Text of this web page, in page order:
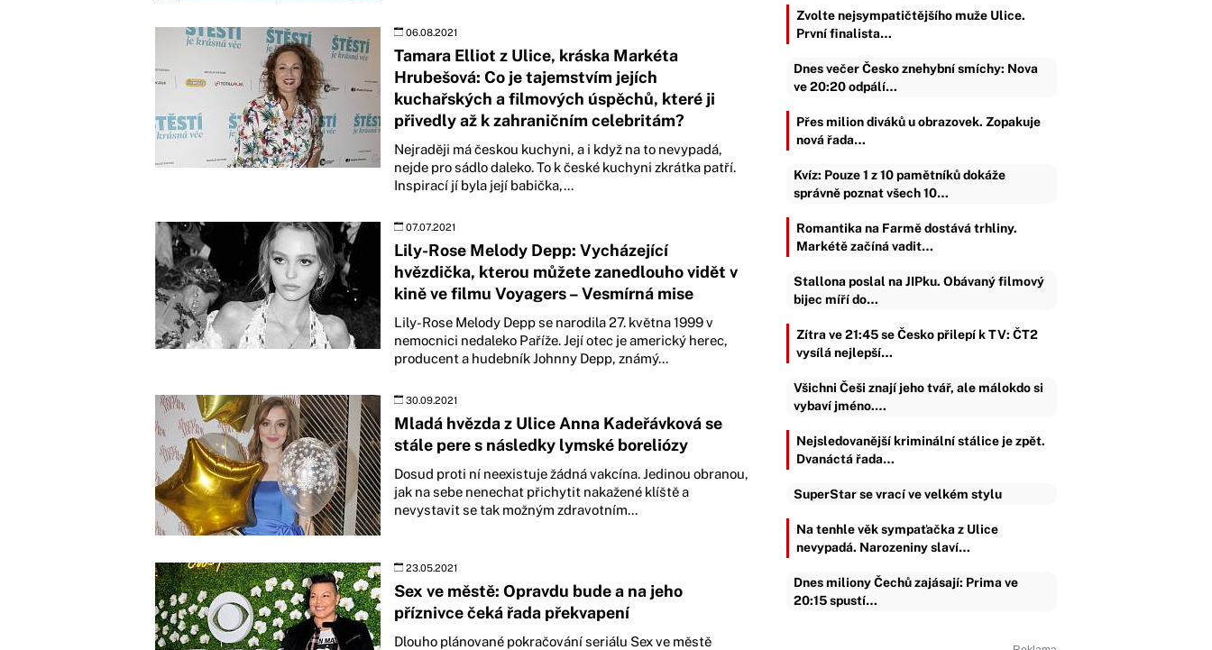
06.08.2021
Tamara Elliot z Ulice, kráska Markéta
Hrubešová: Co je tajemstvím jejích
kuchařských a filmových úspěchů, které ji
přivedly až k zahraničním celebritám?
Nejraději má českou kuchyni, a i když na to nevypadá,
nejde pro sádlo daleko. To k české kuchyni zkrátka patří.
Inspirací jí byla její babička,...
07.07.2021
Lily-Rose Melody Depp: Vycházející
hvězdička, kterou můžete zanedlouho vidět v
kině ve filmu Voyagers – Vesmírná mise
Lily-Rose Melody Depp se narodila 27. května 1999 v
nemocnici nedaleko Paříže. Její otec je americký herec,
producent a hudebník Johnny Depp, známý...
30.09.2021
Mladá hvězda z Ulice Anna Kadeřávková se
stále pere s následky lymské boreliózy
Dosud proti ní neexistuje žádná vakcína. Jedinou obranou,
jak na sebe nenechat přichytit nakažené klíště a
nevystavit se tak možným zdravotním...
23.05.2021
Sex ve městě: Opravdu bude a na jeho
příznivce čeká řada překvapení
Dlouho plánované pokračování seriálu Sex ve městě
Zvolte nejsympatičtějšího muže Ulice.
První finalista…
Dnes večer Česko znehybní smíchy: Nova
ve 20:20 odpálí…
Přes milion diváků u obrazovek. Zopakuje
nová řada…
Kvíz: Pouze 1 z 10 pamětníků dokáže
správně poznat všech 10…
Romantika na Farmě dostává trhliny.
Markétě začíná vadit…
Stallona poslal na JIPku. Obávaný filmový
bijec míří do…
Zítra ve 21:45 se Česko přilepí k TV: ČT2
vysílá nejlepší…
Všichni Češi znají jeho tvář, ale málokdo si
vybaví jméno.…
Nejsledovanější kriminální stálice je zpět.
Dvanáctá řada…
SuperStar se vrací ve velkém stylu
Na tenhle věk sympaťačka z Ulice
nevypadá. Narozeniny slaví…
Dnes miliony Čechů zajásají: Prima ve
20:15 spustí…